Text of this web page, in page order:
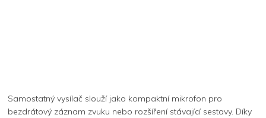
Samostatný vysílač slouží jako kompaktní mikrofon pro
bezdrátový záznam zvuku nebo rozšíření stávající sestavy. Díky